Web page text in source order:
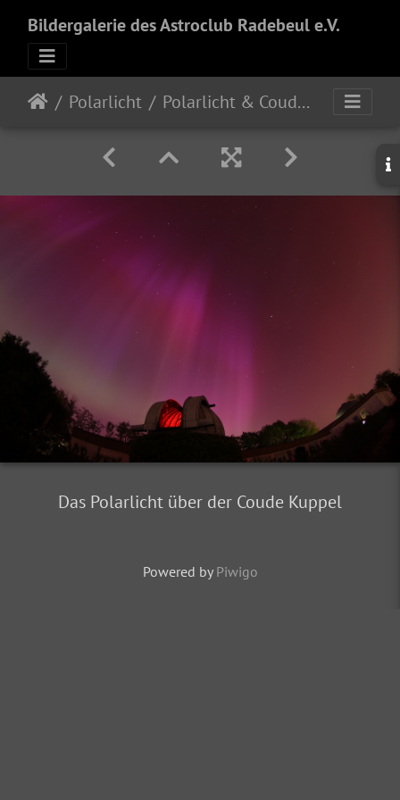
Bildergalerie des Astroclub Radebeul e.V.
Polarlicht Polarlicht & Coude Refraktor
Das Polarlicht über der Coude Kuppel
Powered by Piwigo